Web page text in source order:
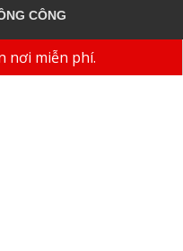
nơi miễn phí.
CÔNG
08 năm 2017 cấp bởi
Đăng Ký Kinh Doanh.